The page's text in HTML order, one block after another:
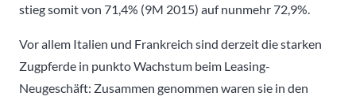
stieg somit von 71,4% (9M 2015) auf nunmehr 72,9%.
Vor allem Italien und Frankreich sind derzeit die starken
Zugpferde in punkto Wachstum beim Leasing-
Neugeschäft: Zusammen genommen waren sie in den